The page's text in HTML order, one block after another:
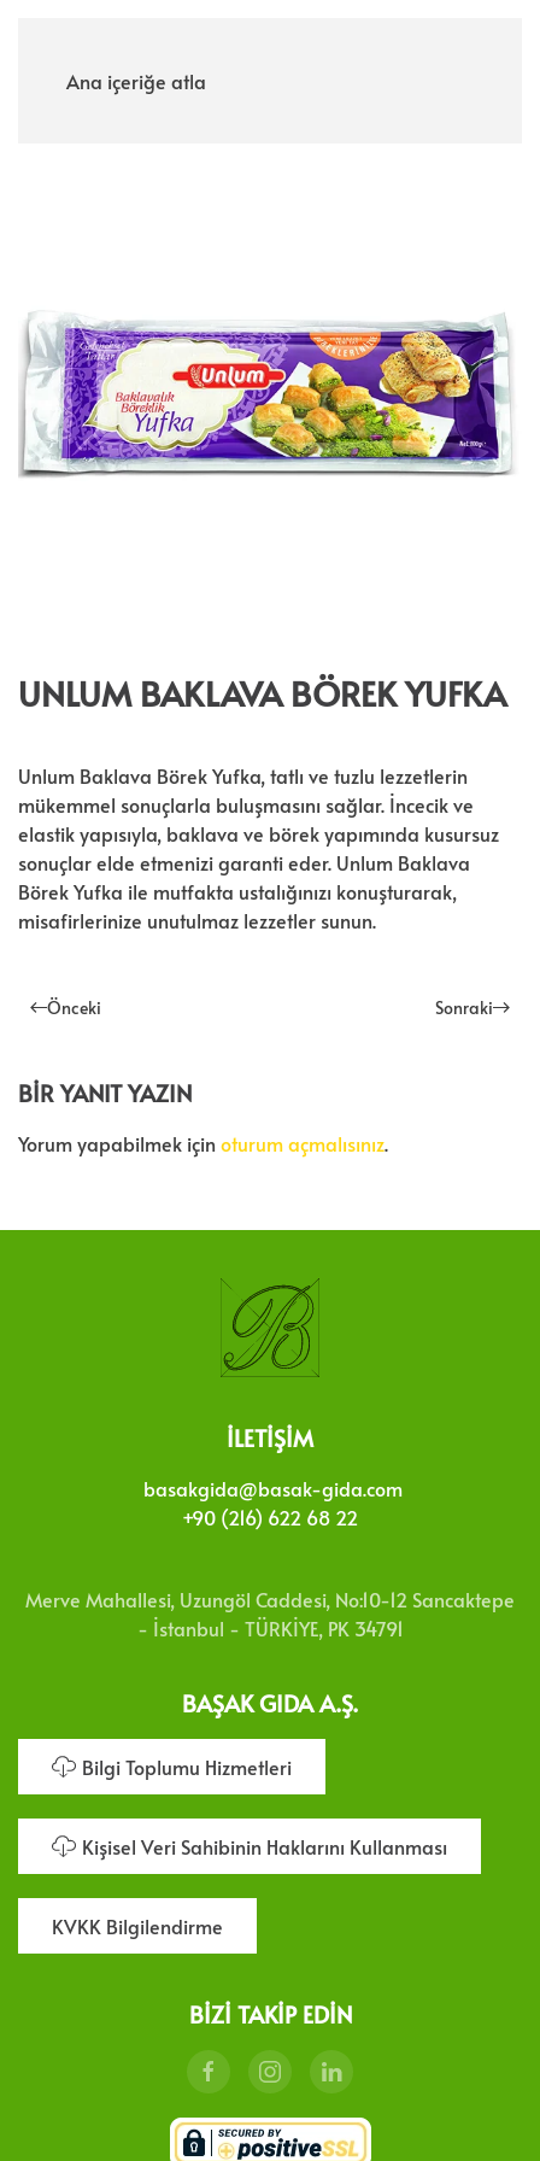
Ana içeriğe atla
UNLUM BAKLAVA BÖREK YUFKA
Unlum Baklava Börek Yufka, tatlı ve tuzlu lezzetlerin
mükemmel sonuçlarla buluşmasını sağlar. İncecik ve
elastik yapısıyla, baklava ve börek yapımında kusursuz
sonuçlar elde etmenizi garanti eder. Unlum Baklava
Börek Yufka ile mutfakta ustalığınızı konuşturarak,
misafirlerinize unutulmaz lezzetler sunun.
Önceki Sonraki
BIR YANIT YAZIN
Yorum yapabilmek için oturum açmalısınız.
BAŞAK GIDA A.Ş.
Bilgi Toplumu Hizmetleri
Kişisel Veri Sahibinin Haklarını Kullanması
KVKK Bilgilendirme
İLETIŞIM
basakgida@basak-gida.com
+90 (216) 622 68 22
Merve Mahallesi, Uzungöl Caddesi, No:10-12 Sancaktepe
- İstanbul - TÜRKİYE, PK 34791
BIZI TAKIP EDIN